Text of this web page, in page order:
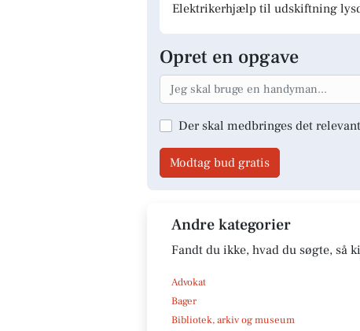
Elektrikerhjælp til udskiftning
Opret en opgave
Der skal medbringes det
Modtag bud gratis
Andre kategorier
Fandt du ikke, hvad du søgte, så
Advokat
Bager
Bibliotek, arkiv og museum